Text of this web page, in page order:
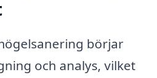
börjar
och analys, vilket